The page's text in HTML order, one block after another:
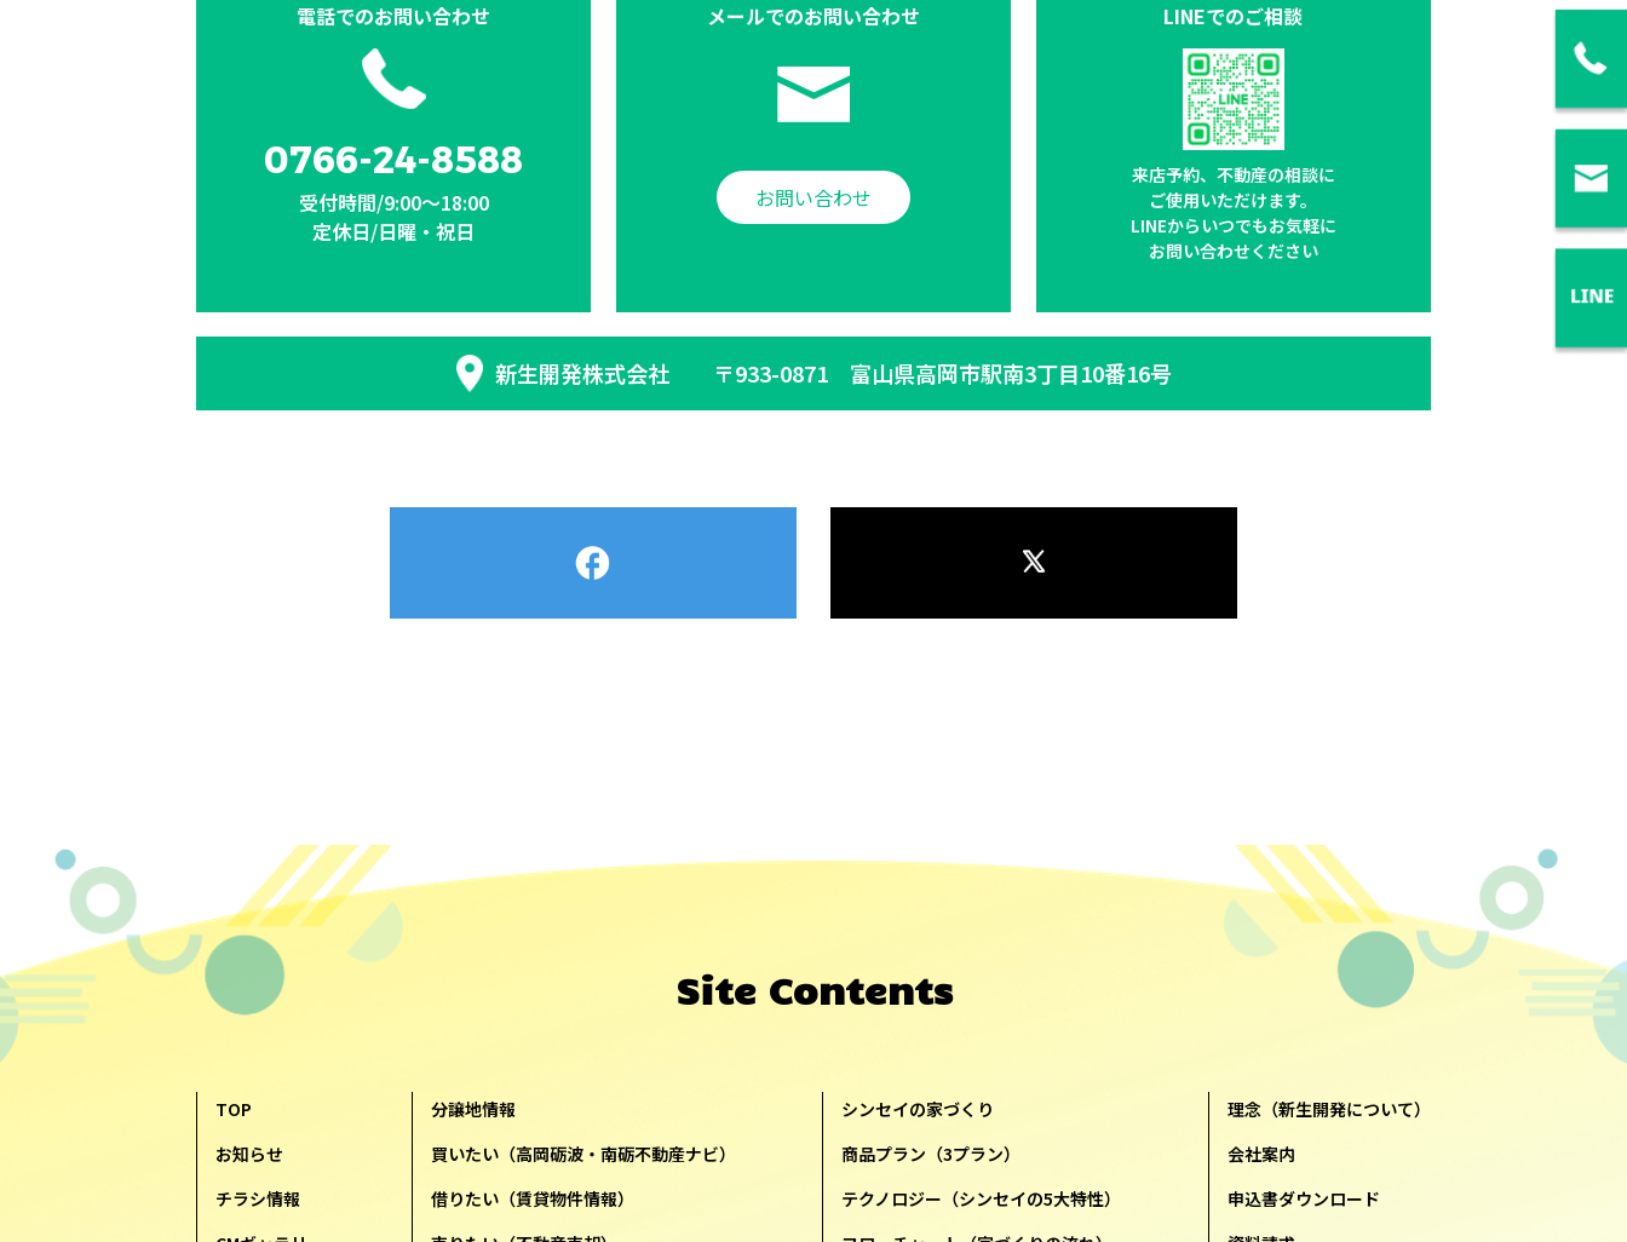
電話でのお問い合わせ
0766-24-8588
受付時間/9:00〜18:00
定休日/日曜・祝日
メールでのお問い合わせ
お問い合わせ
LINEでのご相談
来店予約、不動産の相談に
ご使用いただけます。
LINEからいつでもお気軽に
お問い合わせください
新生開発株式会社 〒933-0871 富山県高岡市駅南3丁目10番16号
Site Contents
TOP
お知らせ
チラシ情報
分譲地情報
買いたい（高岡砺波・南砺不動産ナビ）
借りたい（賃貸物件情報）
シンセイの家づくり
商品プラン（3プラン）
テクノロジー（シンセイの5大特性）
理念（新生開発について）
会社案内
申込書ダウンロード